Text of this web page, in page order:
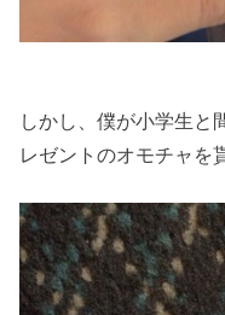
しかし、僕が小学生と
レゼントのオモチャを